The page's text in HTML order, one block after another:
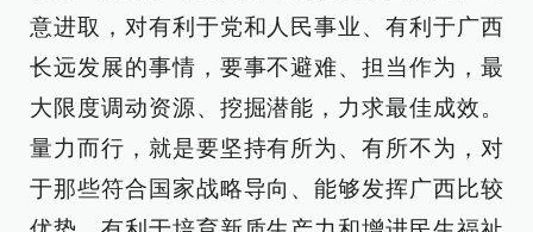
意进取，对有利于党和人民事业、有利于广西
长远发展的事情，要事不避难、担当作为，最
大限度调动资源、挖掘潜能，力求最佳成效。
量力而行，就是要坚持有所为、有所不为，对
于那些符合国家战略导向、能够发挥广西比较